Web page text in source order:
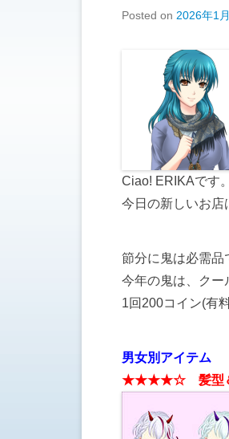
Posted on 2026年1
Ciao! ERIKAです。
今日の新しいお店
節分に鬼は必需品
今年の鬼は、クー
1回200コイン(有
男女別アイテム
★★★★☆ 髪型＆